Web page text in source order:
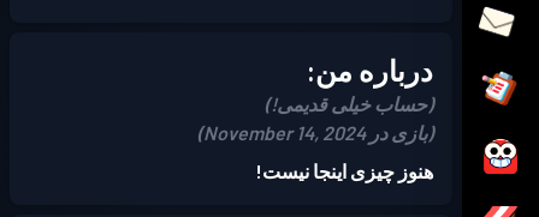
درباره من:
(حساب خیلی قدیمی!)
(بازی در November 14, 2024)
هنوز چیزی اینجا نیست!